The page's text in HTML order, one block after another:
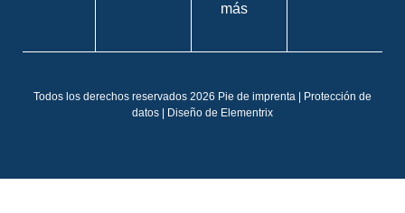
más
EN
Todos los derechos reservados 2026 Pie de imprenta
Protección de
datos | Diseño de Elementrix